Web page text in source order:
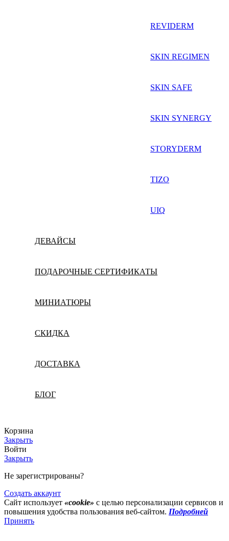
REVIDERM
SKIN REGIMEN
SKIN SAFE
SKIN SYNERGY
STORYDERM
TIZO
UIQ
ДЕВАЙСЫ
ПОДАРОЧНЫЕ СЕРТИФИКАТЫ
МИНИАТЮРЫ
СКИДКА
ДОСТАВКА
БЛОГ
Корзина
Закрыть
Войти
Закрыть
Не зарегистрированы?
Создать аккаунт
Сайт использует «cookie» с целью персонализации сервисов и
повышения удобства пользования веб-сайтом. Подробней
Принять